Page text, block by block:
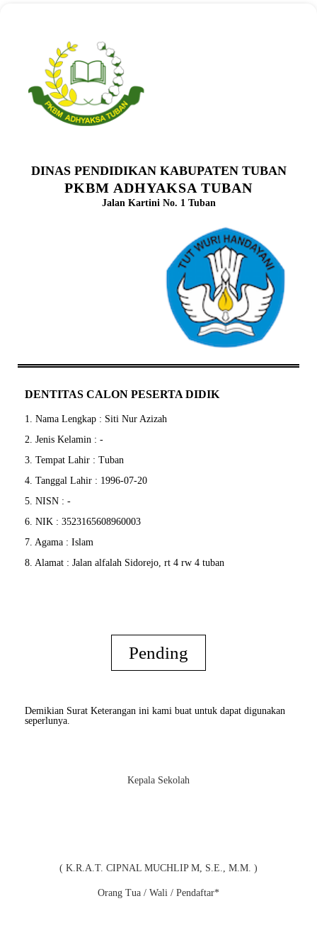
DINAS PENDIDIKAN KABUPATEN TUBAN
PKBM ADHYAKSA TUBAN
Jalan Kartini No. 1 Tuban
DENTITAS CALON PESERTA DIDIK
1. Nama Lengkap : Siti Nur Azizah
2. Jenis Kelamin : -
3. Tempat Lahir : Tuban
4. Tanggal Lahir : 1996-07-20
5. NISN : -
6. NIK : 3523165608960003
7. Agama : Islam
8. Alamat : Jalan alfalah Sidorejo, rt 4 rw 4 tuban
Pending
Demikian Surat Keterangan ini kami buat untuk dapat digunakan
seperlunya.
Kepala Sekolah
( K.R.A.T. CIPNAL MUCHLIP M, S.E., M.M. )
Orang Tua / Wali / Pendaftar*